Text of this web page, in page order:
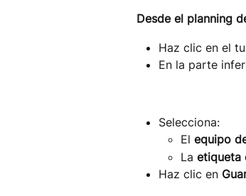
Desde el planning
Haz clic en el
En la parte
Selecciona:
El equipo
La etiqueta
Haz clic en